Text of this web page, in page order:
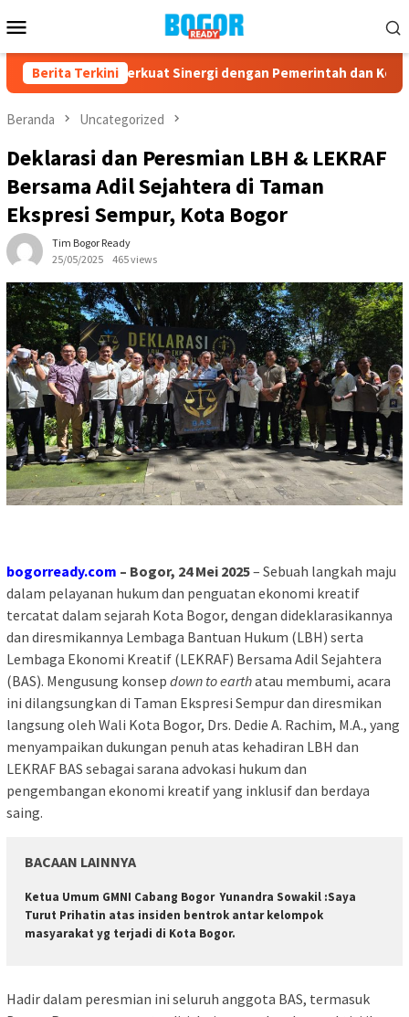
ke
Mobile
Berita Terkini
Bogor Perkuat Sinergi dengan Pemerintah dan Komponen
Beranda Uncategorized
Deklarasi dan Peresmian LBH & LEKRAF
Bersama Adil Sejahtera di Taman
Ekspresi Sempur, Kota Bogor
Tim Bogor Ready
25/05/2025
465 views
bogorready.com – Bogor, 24 Mei 2025– Sebuah langkah maju
dalam pelayanan hukum dan penguatan ekonomi kreatif
tercatat dalam sejarah Kota Bogor, dengan dideklarasikannya
dan diresmikannya Lembaga Bantuan Hukum (LBH) serta
Lembaga Ekonomi Kreatif (LEKRAF) Bersama Adil Sejahtera
(BAS). Mengusung konsep down to earthatau membumi, acara
ini dilangsungkan di Taman Ekspresi Sempur dan diresmikan
langsung oleh Wali Kota Bogor, Drs. Dedie A. Rachim, M.A., yang
menyampaikan dukungan penuh atas kehadiran LBH dan
LEKRAF BAS sebagai sarana advokasi hukum dan
pengembangan ekonomi kreatif yang inklusif dan berdaya
saing.
BACAAN LAINNYA
Ketua Umum GMNI Cabang Bogor Yunandra Sowakil :Saya
Turut Prihatin atas insiden bentrok antar kelompok
masyarakat yg terjadi di Kota Bogor.
Hadir dalam peresmian ini seluruh anggota BAS, termasuk